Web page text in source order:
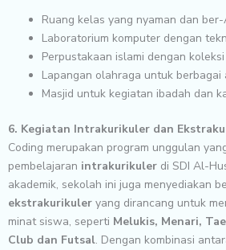
Ruang kelas yang nyaman dan ber-
Laboratorium komputer dengan
Perpustakaan islami dengan
Lapangan olahraga untuk berbagai
Masjid untuk kegiatan ibadah dan
6. Kegiatan Intrakurikuler dan
Coding merupakan program unggulan
pembelajaran intrakurikuler di SDI Al-
akademik, sekolah ini juga menyediakan
ekstrakurikuler yang dirancang untuk
minat siswa, seperti Melukis, Menari,
Club dan Futsal. Dengan kombinasi